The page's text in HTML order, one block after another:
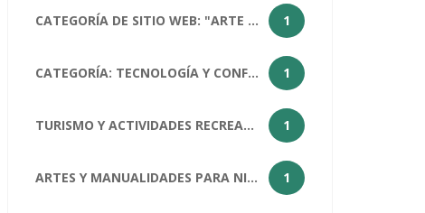
CATEGORÍA DE SITIO WEB: "ARTE COMO MATERIA ESCOLAR 1
CATEGORÍA: TECNOLOGÍA Y CONFERENCIAS 1
TURISMO Y ACTIVIDADES RECREATIVAS 1
ARTES Y MANUALIDADES PARA NIÑOS 1